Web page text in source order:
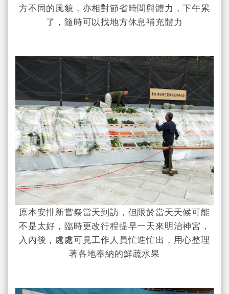
方不同的風貌，亦相對節省時間與體力，下午累
了，隨時可以找地方休息補充體力
原本安排新嘗祭當天到訪，但限於當天天候可能
不是太好，臨時更改行程提早一天來明治神宮，
入內後，處處可見工作人員忙進忙出，用心整理
著各地奉納的鮮蔬水果